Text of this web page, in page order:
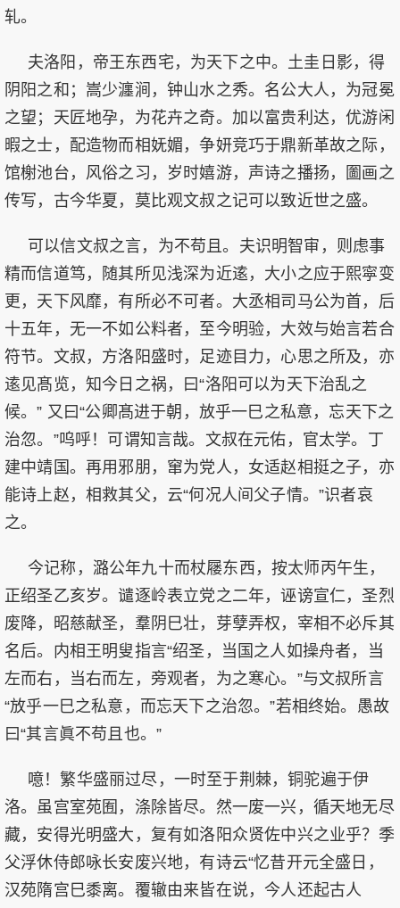
轧。
夫洛阳，帝王东西宅，为天下之中。土圭日影，得
阴阳之和；嵩少瀍涧，钟山水之秀。名公大人，为冠冕
之望；天匠地孕，为花卉之奇。加以富贵利达，优游闲
暇之士，配造物而相妩媚，争妍竞巧于鼎新革故之际，
馆榭池台，风俗之习，岁时嬉游，声诗之播扬，圗画之
传写，古今华夏，莫比观文叔之记可以致近世之盛。
可以信文叔之言，为不苟且。夫识明智审，则虑事
精而信道笃，随其所见浅深为近逺，大小之应于熙寜变
更，天下风靡，有所必不可者。大丞相司马公为首，后
十五年，无一不如公料者，至今明验，大效与始言若合
符节。文叔，方洛阳盛时，足迹目力，心思之所及，亦
逺见髙览，知今日之祸，曰“洛阳可以为天下治乱之
候。” 又曰“公卿髙进于朝，放乎一巳之私意，忘天下之
治忽。”呜呼！可谓知言哉。文叔在元佑，官太学。丁
建中靖国。再用邪朋，窜为党人，女适赵相挺之子，亦
能诗上赵，相救其父，云“何况人间父子情。”识者哀
之。
今记称，潞公年九十而杖屦东西，按太师丙午生，
正绍圣乙亥岁。谴逐岭表立党之二年，诬谤宣仁，圣烈
废降，昭慈献圣，羣阴巳壮，芽孽弄权，宰相不必斥其
名后。内相王明叟指言“绍圣，当国之人如操舟者，当
左而右，当右而左，旁观者，为之寒心。”与文叔所言
“放乎一巳之私意，而忘天下之治忽。”若相终始。愚故
曰“其言眞不苟且也。”
噫！繁华盛丽过尽，一时至于荆棘，铜驼遍于伊
洛。虽宫室苑囿，涤除皆尽。然一废一兴，循天地无尽
藏，安得光明盛大，复有如洛阳众贤佐中兴之业乎？季
父浮休侍郎咏长安废兴地，有诗云“忆昔开元全盛日，
汉苑隋宫巳黍离。覆辙由来皆在说，今人还起古人